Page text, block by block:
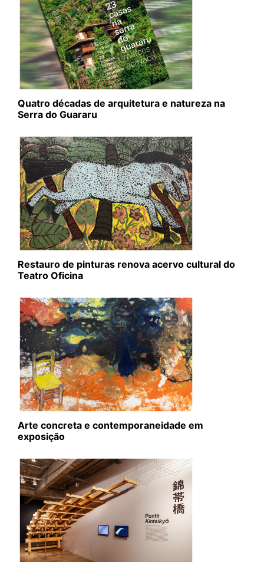
Quatro décadas de arquitetura e natureza na
Serra do Guararu
Restauro de pinturas renova acervo cultural do
Teatro Oficina
Arte concreta e contemporaneidade em
exposição